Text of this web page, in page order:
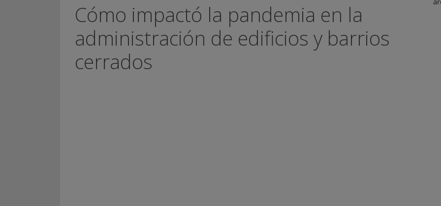
Cómo impactó la pandemia en la
administración de edificios y barrios
cerrados